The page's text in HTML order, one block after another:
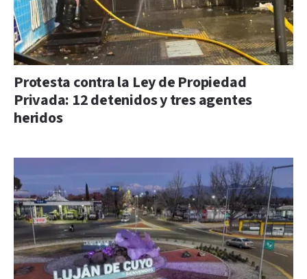
Protesta contra la Ley de Propiedad
Privada: 12 detenidos y tres agentes
heridos